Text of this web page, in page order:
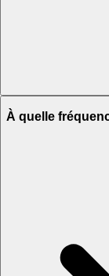
À quelle